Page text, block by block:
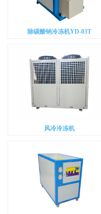
除碳酸钠冷冻机YD-03T
风冷冷冻机